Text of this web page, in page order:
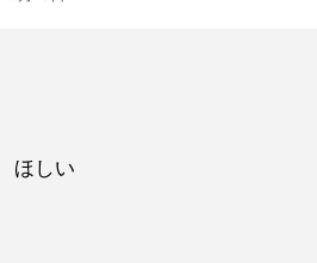
ほしい